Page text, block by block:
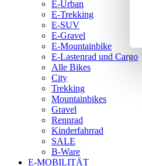
E-Urban
E-Trekking
E-SUV
E-Gravel
E-Mountainbike
E-Lastenrad und Cargo
Alle Bikes
City
Trekking
Mountainbikes
Gravel
Rennrad
Kinderfahrrad
SALE
B-Ware
E-MOBILITÄT